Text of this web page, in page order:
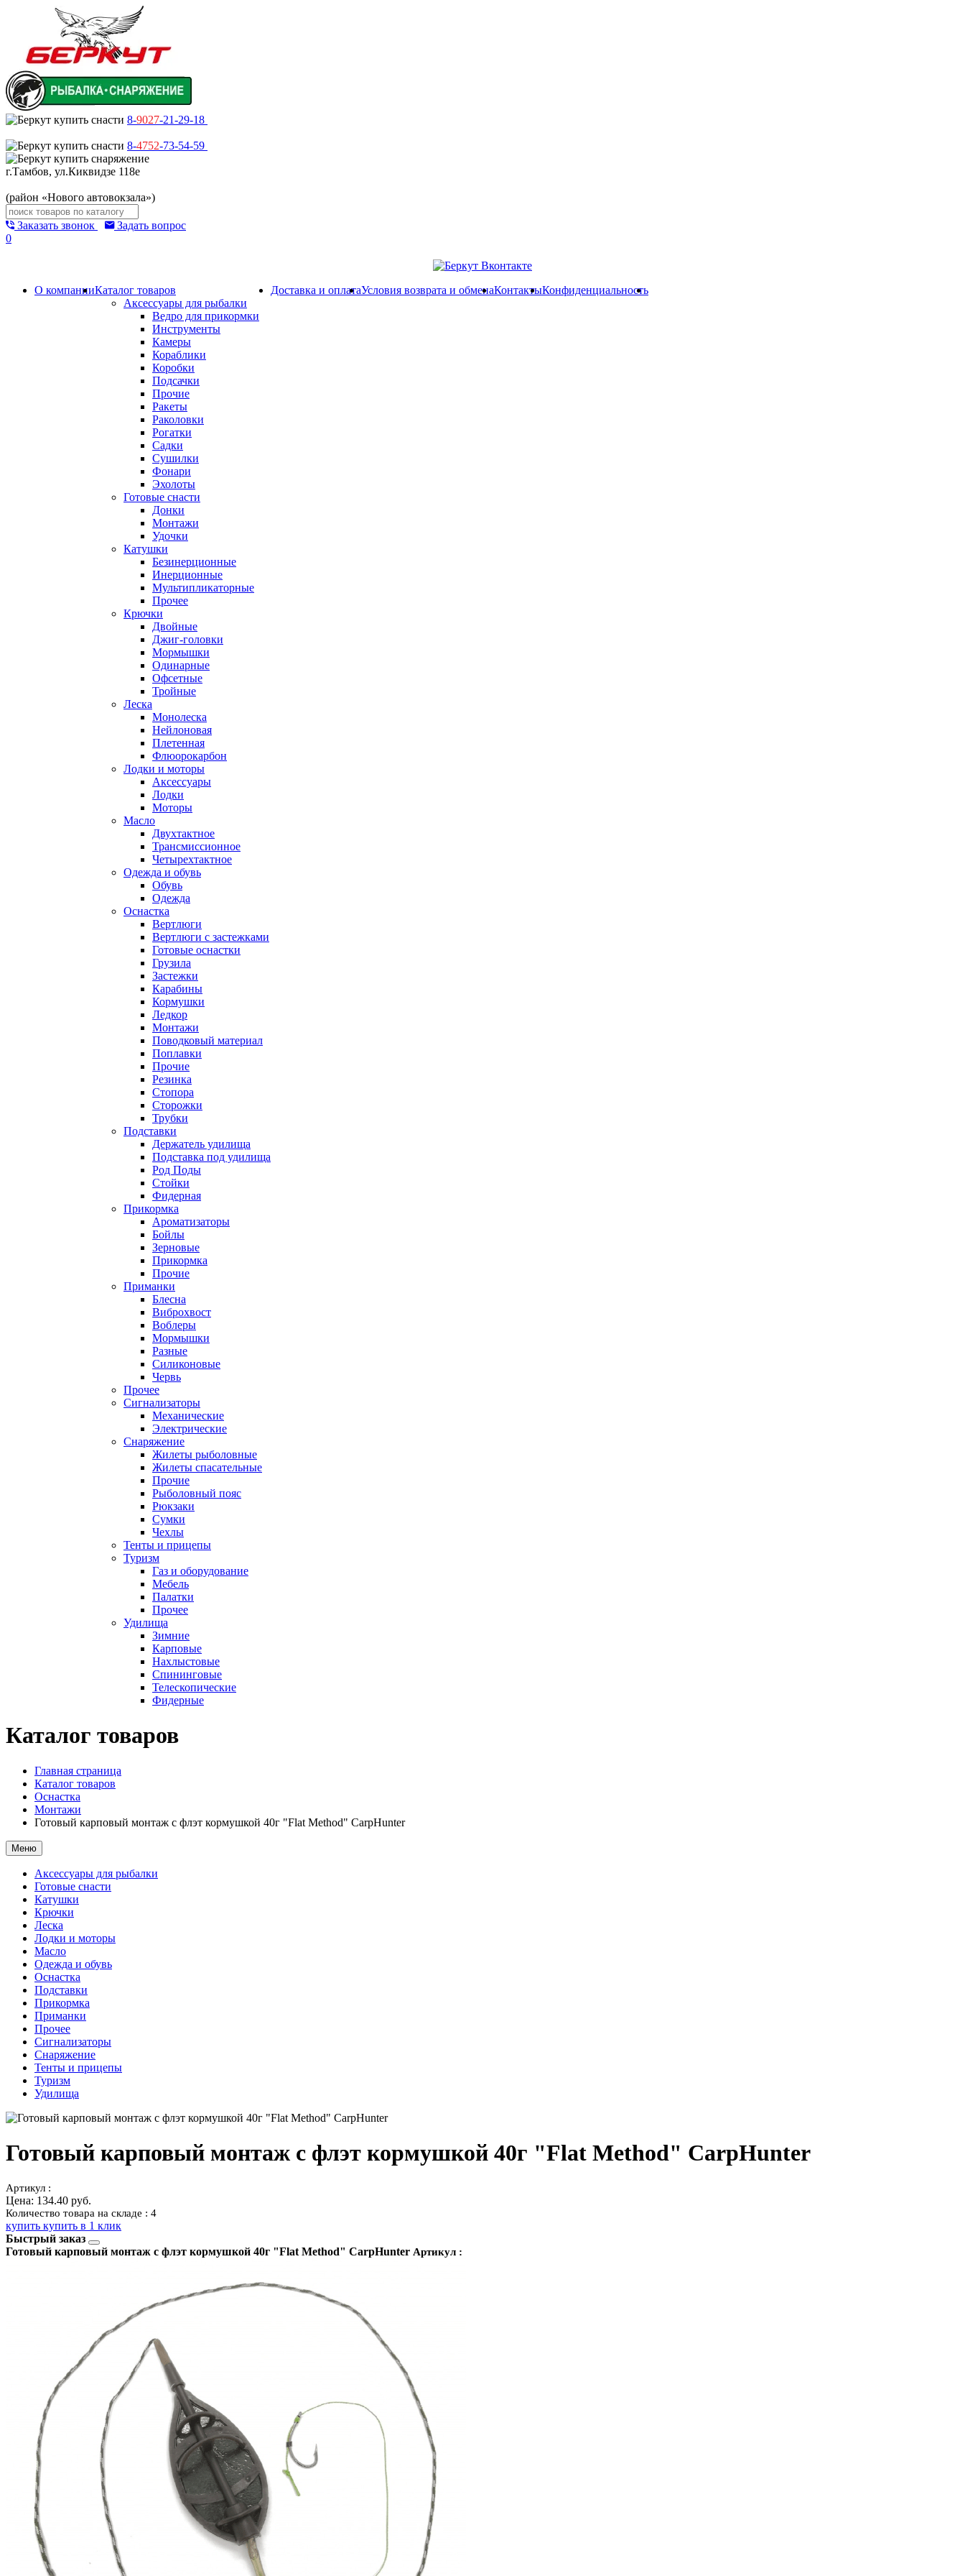
8-9027-21-29-18
8-4752-73-54-59
г.Тамбов, ул.Киквидзе 118е
(район «Нового автовокзала»)
Заказать звонок
Задать вопрос
0
О компанииКаталог товаров
Аксессуары для рыбалки
Ведро для прикормки
Инструменты
Камеры
Кораблики
Коробки
Подсачки
Прочие
Ракеты
Раколовки
Рогатки
Садки
Сушилки
Фонари
Эхолоты
Готовые снасти
Донки
Монтажи
Удочки
Катушки
Безинерционные
Инерционные
Мультипликаторные
Прочее
Крючки
Двойные
Джиг-головки
Мормышки
Одинарные
Офсетные
Тройные
Леска
Монолеска
Нейлоновая
Плетенная
Флюорокарбон
Лодки и моторы
Аксессуары
Лодки
Моторы
Масло
Двухтактное
Трансмиссионное
Четырехтактное
Одежда и обувь
Обувь
Одежда
Оснастка
Вертлюги
Вертлюги с застежками
Готовые оснастки
Грузила
Застежки
Карабины
Кормушки
Ледкор
Монтажи
Поводковый материал
Поплавки
Прочие
Резинка
Стопора
Сторожки
Трубки
Подставки
Держатель удилища
Подставка под удилища
Род Поды
Стойки
Фидерная
Прикормка
Ароматизаторы
Бойлы
Зерновые
Прикормка
Прочие
Приманки
Блесна
Виброхвост
Воблеры
Мормышки
Разные
Силиконовые
Червь
Прочее
Сигнализаторы
Механические
Электрические
Снаряжение
Жилеты рыболовные
Жилеты спасательные
Прочие
Рыболовный пояс
Рюкзаки
Сумки
Чехлы
Тенты и прицепы
Туризм
Газ и оборудование
Мебель
Палатки
Прочее
Удилища
Зимние
Карповые
Нахлыстовые
Спининговые
Телескопические
Фидерные
Доставка и оплатаУсловия возврата и обменаКонтактыКонфиденциальность
Каталог товаров
Главная страница
Каталог товаров
Оснастка
Монтажи
Готовый карповый монтаж с флэт кормушкой 40г "Flat Method" CarpHunter
Меню
Аксессуары для рыбалки
Готовые снасти
Катушки
Крючки
Леска
Лодки и моторы
Масло
Одежда и обувь
Оснастка
Подставки
Прикормка
Приманки
Прочее
Сигнализаторы
Снаряжение
Тенты и прицепы
Туризм
Удилища
Готовый карповый монтаж с флэт кормушкой 40г "Flat Method" CarpHunter
Артикул :
Цена: 134.40 руб.
Количество товара на складе : 4
купить купить в 1 клик
Быстрый заказ
Готовый карповый монтаж с флэт кормушкой 40г "Flat Method" CarpHunter Артикул :